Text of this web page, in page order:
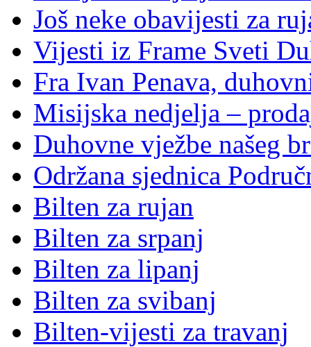
Još neke obavijesti za
Vijesti iz Frame Sveti
Fra Ivan Penava,
Misijska nedjelja –
Duhovne vježbe našeg
Održana sjednica
Bilten za rujan
Bilten za srpanj
Bilten za lipanj
Bilten za svibanj
Bilten-vijesti za travanj